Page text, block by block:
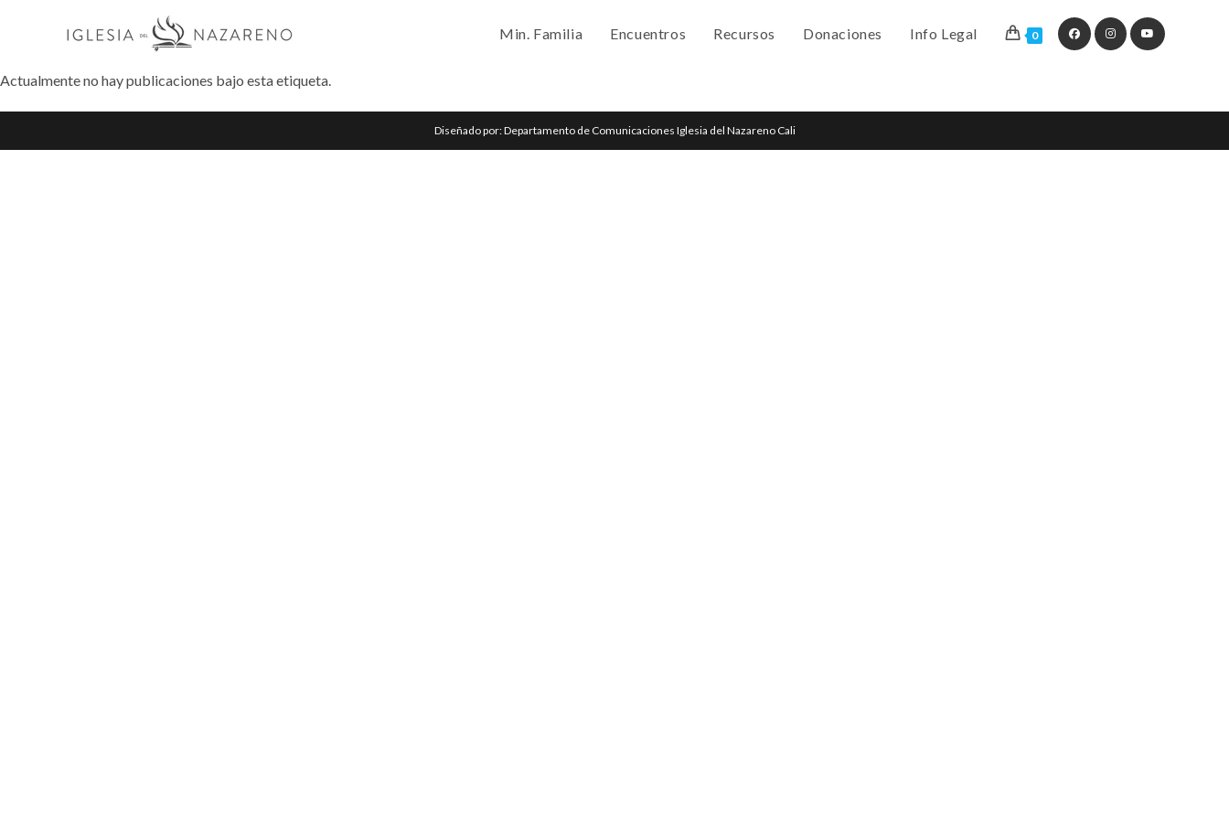
Min. Familia Encuentros Recursos Donaciones Info Legal 0
Actualmente no hay publicaciones bajo esta etiqueta.
Diseñado por: Departamento de Comunicaciones Iglesia del Nazareno Cali